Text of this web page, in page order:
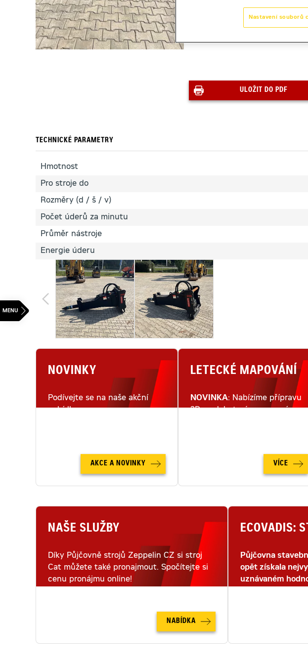
ULOŽIT DO PDF
TECHNICKÉ PARAMETRY
Hmotnost
Pro stroje do
Rozměry (d / š / v)
Počet úderů za minutu
Průměr nástroje
Energie úderu
NOVINKY
Podívejte se na naše akční
nabídky.
AKCE A NOVINKY
LETECKÉ MAPOVÁNÍ
NOVINKA: Nabízíme přípravu
3D modelu terénu pomocí
VÍCE
NAŠE SLUŽBY
Díky Půjčovně strojů Zeppelin CZ si stroj
Cat můžete také pronajmout. Spočítejte si
cenu pronájmu online!
NABÍDKA
ECOVADIS:
Půjčovna
opět získala
uznávaném
Nastavení souborů